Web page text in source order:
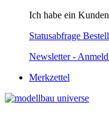
Ich habe ein
Statusabfrage
Newsletter -
Merkzettel